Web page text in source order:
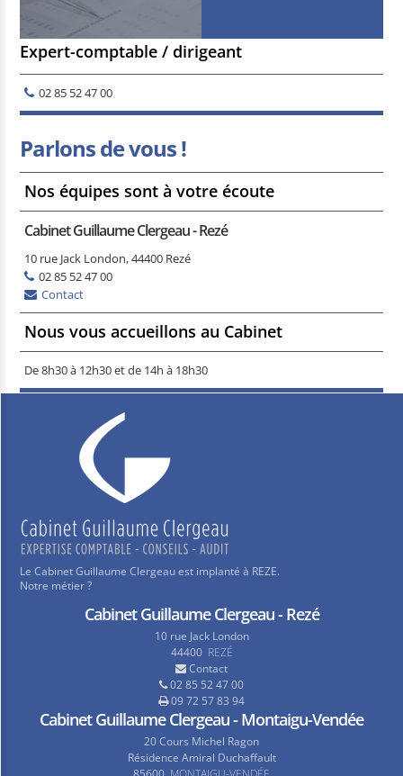
Expert-comptable / dirigeant
02 85 52 47 00
Parlons de vous !
Nos équipes sont à votre écoute
Cabinet Guillaume Clergeau - Rezé
10 rue Jack London, 44400 Rezé
02 85 52 47 00
Contact
Nous vous accueillons au Cabinet
De 8h30 à 12h30 et de 14h à 18h30
Le Cabinet Guillaume Clergeau est implanté à REZE.
Notre métier ?
Cabinet Guillaume Clergeau - Rezé
10 rue Jack London
44400 REZÉ
Contact
02 85 52 47 00
09 72 57 83 94
Cabinet Guillaume Clergeau - Montaigu-Vendée
20 Cours Michel Ragon
Résidence Amiral Duchaffault